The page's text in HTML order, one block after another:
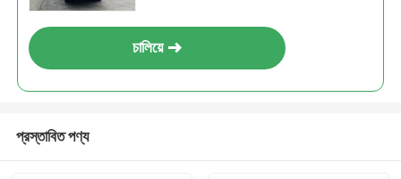
চালিয়ে
প্রস্তাবিত পণ্য